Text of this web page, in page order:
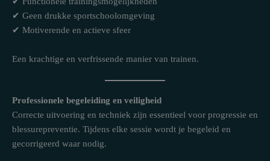
✔ Geen drukke sportschoolomgeving
✔ Motiverende en actieve sfeer
Een krachtige en verfrissende manier van trainen.
Professionele begeleiding en veiligheid
Correcte uitvoering en techniek zijn essentieel voor progressie en
blessurepreventie. Tijdens elke sessie wordt je begeleid en
gecorrigeerd waar nodig.